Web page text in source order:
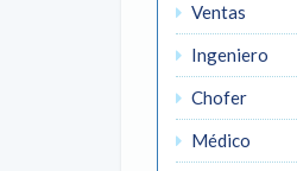
Ventas
Ingeniero
Chofer
Médico